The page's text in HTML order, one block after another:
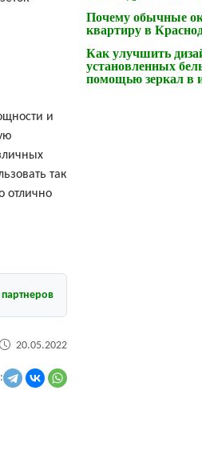
и
так
отлично
партнеров
20.05.2022
Почему обычные
квартиру в
Как улучшить
установленных
помощью зеркал в